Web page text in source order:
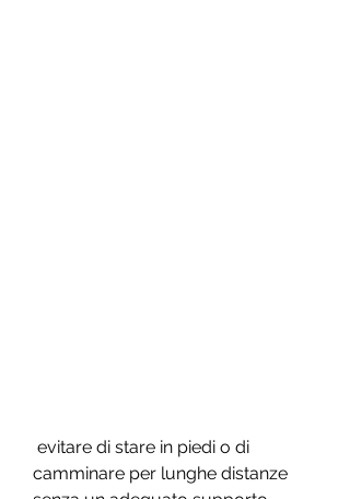
camminare per lunghe distanze